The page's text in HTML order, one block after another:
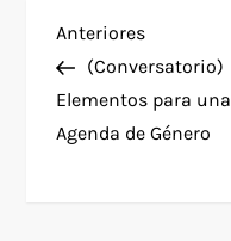
N
a
v
Entrada
anterior
Anteriores
(Conversatorio)
Elementos para una
Agenda de Género